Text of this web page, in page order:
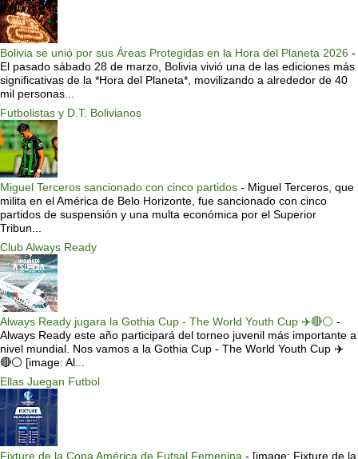
Bolivia se unió por sus Áreas Protegidas en la Hora del Planeta 2026 -
El pasado sábado 28 de marzo, Bolivia vivió una de las ediciones más
significativas de la *Hora del Planeta*, movilizando a alrededor de 40
mil personas...
Futbolistas y D.T. Bolivianos
Miguel Terceros sancionado con cinco partidos - Miguel Terceros, que
milita en el América de Belo Horizonte, fue sancionado con cinco
partidos de suspensión y una multa económica por el Superior
Tribun...
Club Always Ready
Always Ready jugara la Gothia Cup - The World Youth Cup ✈️🔴⚪️ -
Always Ready este año participará del torneo juvenil más importante a
nivel mundial. Nos vamos a la Gothia Cup - The World Youth Cup ✈️
🔴⚪️ [image: Al...
Ellas Juegan Futbol
Fixture de la Copa América de Futsal Femenina - [image: Fixture de la